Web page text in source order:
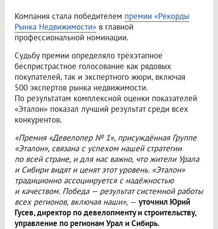
Компания стала победителем премии «Рекорды
Рынка Недвижимости» в главной
профессиональной номинации.
Судьбу премии определяло трёхэтапное
беспристрастное голосование как рядовых
покупателей, так и экспертного жюри, включая
500 экспертов рынка недвижимости.
По результатам комплексной оценки показателей
«Эталон» показал лучший результат среди всех
конкурентов.
«Премия «Девелопер № 1», присуждённая Группе
«Эталон», связана с успехом нашей стратегии
по всей стране, и для нас важно, что жители Урала
и Сибири видят и ценят этот уровень. «Эталон»
традиционно ассоциируется с надёжностью
и качеством. Победа — результат системной работы
всех регионов, включая наши», — уточнил Юрий
Гусев, директор по девелопменту и строительству,
управление по регионам Урал и Сибирь.